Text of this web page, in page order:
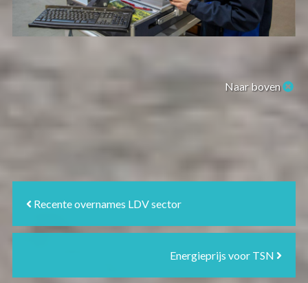
Naar boven
Recente overnames LDV sector
Energieprijs voor TSN